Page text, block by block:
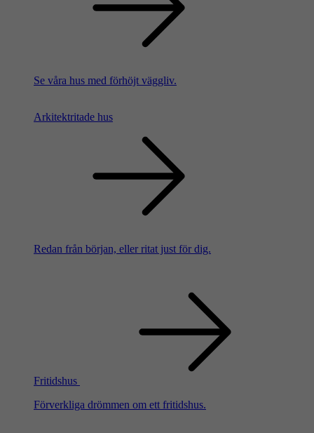
Se våra hus med förhöjt väggliv.
Arkitektritade hus
Redan från början, eller ritat just för dig.
Fritidshus
Förverkliga drömmen om ett fritidshus.